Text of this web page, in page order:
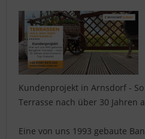
Kundenprojekt in Arnsdorf -
Terrasse nach über 30 Jahren
Eine von uns 1993 gebaute